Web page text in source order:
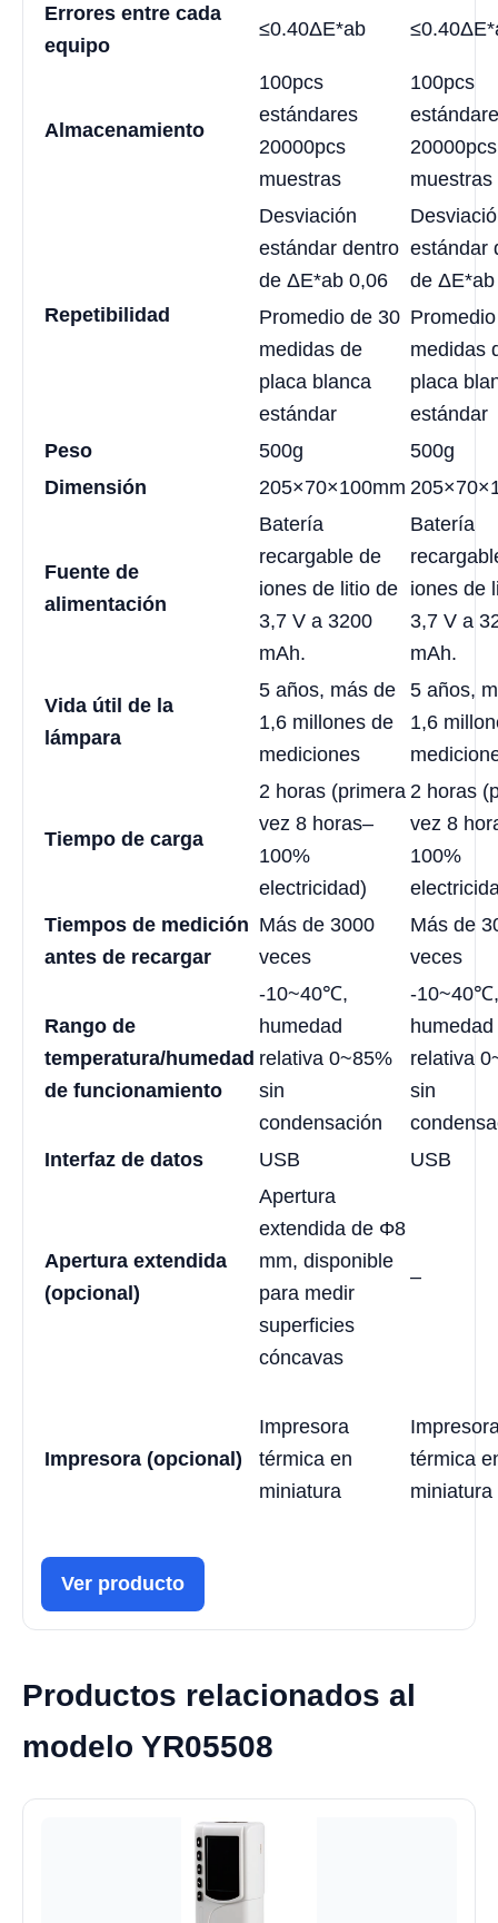
Errores entre cada
equipo
≤0.40ΔE*ab
Almacenamiento
100pcs
estándares
20000pcs
muestras
100pcs
20000pcs
muestras
Repetibilidad
Desviación
estándar dentro
de ΔE*ab 0,06
estándar
de
Promedio de 30
medidas de
placa blanca
estándar
medidas
placa
estándar
Peso
500g
500g
Dimensión
205×70×100mm
Fuente de
alimentación
Batería
recargable de
iones de litio de
3,7 V a 3200
mAh.
Batería
iones de
3,7 V a
mAh.
Vida útil de la
lámpara
5 años, más de
1,6 millones de
mediciones
5 años,
1,6
Tiempo de carga
2 horas (primera
vez 8 horas–
100%
electricidad)
2 horas
vez 8
100%
Tiempos de medición
antes de recargar
Más de 3000
veces
Más de
veces
Rango de
temperatura/humedad
de funcionamiento
-10~40℃,
humedad
relativa 0~85%
sin
condensación
-10~40℃,
humedad
relativa
sin
Interfaz de datos
USB USB
Apertura extendida
(opcional)
Apertura
extendida de Φ8
mm, disponible
para medir
superficies
cóncavas
–
Impresora (opcional)
Impresora
térmica en
miniatura
térmica
miniatura
Ver producto
Productos relacionados al
modelo YR05508